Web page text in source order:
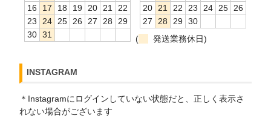
16
17 18 19 20 21
22
23
24 25 26 27 28
29
30 31
20
21 22 23 24 25
26
27
28 29
30
(
発送業務休日)
INSTAGRAM
＊Instagramにログインしていない状態だと、正しく表示さ
れない場合がございます